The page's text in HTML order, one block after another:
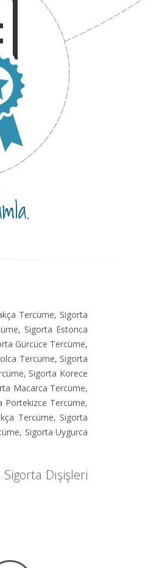
Tercüme, Sigorta
, Sigorta Estonca
Gürcüce Tercüme,
Tercüme, Sigorta
, Sigorta Korece
Macarca Tercüme,
Portekizce Tercüme,
Tercüme, Sigorta
, Sigorta Uygurca
Sigorta Dışişleri